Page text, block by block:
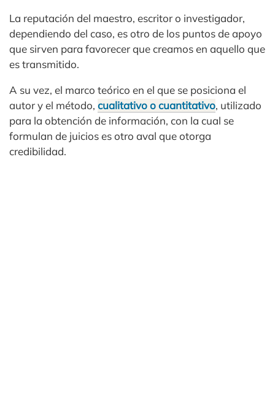
La reputación del maestro, escritor o investigador,
dependiendo del caso, es otro de los puntos de apoyo
que sirven para favorecer que creamos en aquello que
es transmitido.
A su vez, el marco teórico en el que se posiciona el
autor y el método, cualitativo o cuantitativo, utilizado
para la obtención de información, con la cual se
formulan de juicios es otro aval que otorga
credibilidad.